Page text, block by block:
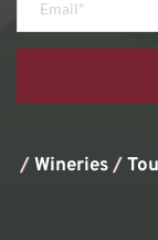
/Wineries/